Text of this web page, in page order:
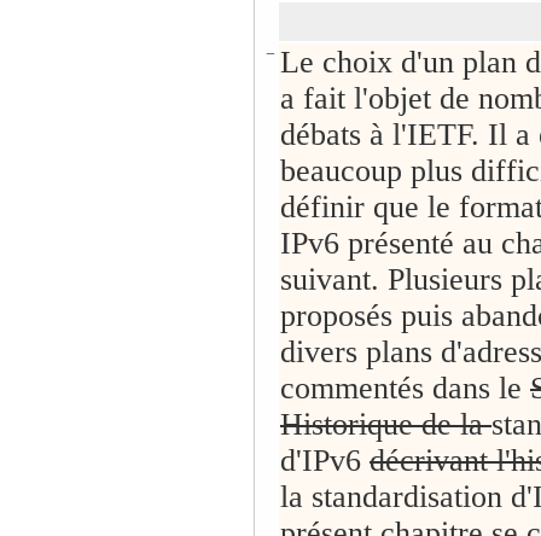
− Le choix d'un plan
a fait l'objet de
débats à l'IETF. Il a
beaucoup plus
définir que le
IPv6 présenté au
suivant. Plusieurs
proposés puis
divers plans
commentés dans le
Historique de la
d'IPv6 décrivant
la standardisation